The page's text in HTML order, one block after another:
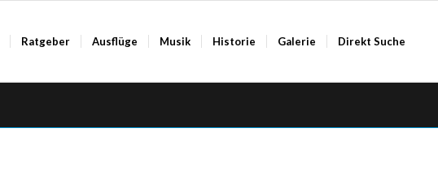
Ratgeber Ausflüge Musik Historie Galerie Direkt Suche